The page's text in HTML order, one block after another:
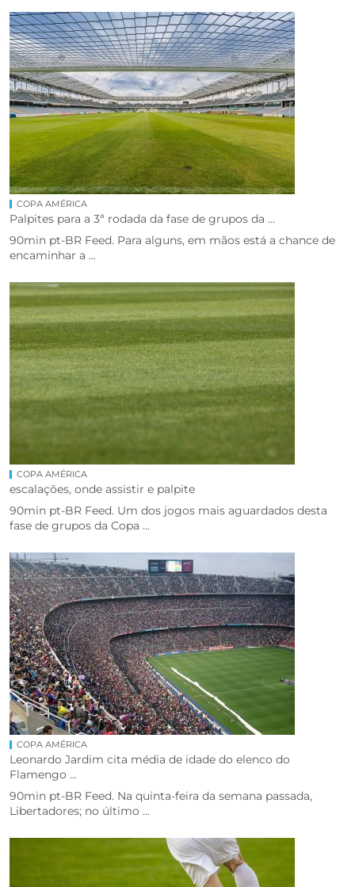
COPA AMÉRICA
Palpites para a 3ª rodada da fase de grupos da ...
90min pt-BR Feed. Para alguns, em mãos está a chance de
encaminhar a ...
COPA AMÉRICA
escalações, onde assistir e palpite
90min pt-BR Feed. Um dos jogos mais aguardados desta
fase de grupos da Copa ...
COPA AMÉRICA
Leonardo Jardim cita média de idade do elenco do
Flamengo ...
90min pt-BR Feed. Na quinta-feira da semana passada,
Libertadores; no último ...